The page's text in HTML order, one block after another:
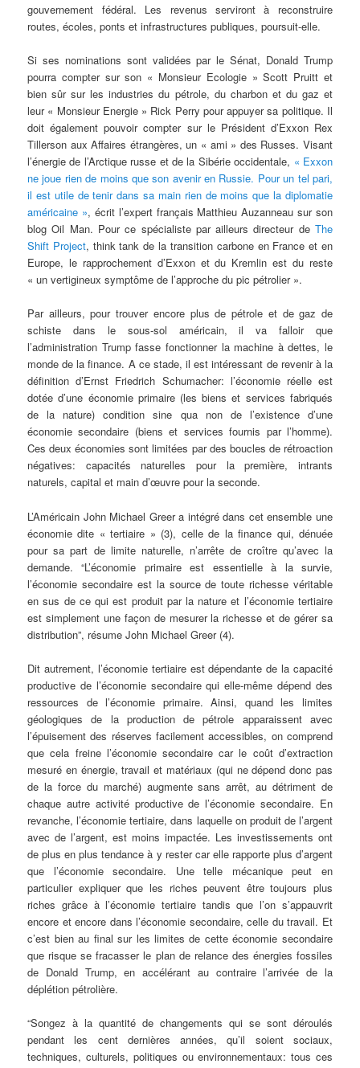
gouvernement fédéral. Les revenus serviront à reconstruire
routes, écoles, ponts et infrastructures publiques, poursuit-elle.
Si ses nominations sont validées par le Sénat, Donald Trump
pourra compter sur son « Monsieur Ecologie » Scott Pruitt et
bien sûr sur les industries du pétrole, du charbon et du gaz et
leur « Monsieur Energie » Rick Perry pour appuyer sa politique. Il
doit également pouvoir compter sur le Président d’Exxon Rex
Tillerson aux Affaires étrangères, un « ami » des Russes. Visant
l’énergie de l’Arctique russe et de la Sibérie occidentale, « Exxon
ne joue rien de moins que son avenir en Russie. Pour un tel pari,
il est utile de tenir dans sa main rien de moins que la diplomatie
américaine », écrit l’expert français Matthieu Auzanneau sur son
blog Oil Man. Pour ce spécialiste par ailleurs directeur de The
Shift Project, think tank de la transition carbone en France et en
Europe, le rapprochement d’Exxon et du Kremlin est du reste
« un vertigineux symptôme de l’approche du pic pétrolier ».
Par ailleurs, pour trouver encore plus de pétrole et de gaz de
schiste dans le sous-sol américain, il va falloir que
l’administration Trump fasse fonctionner la machine à dettes, le
monde de la finance. A ce stade, il est intéressant de revenir à la
définition d’Ernst Friedrich Schumacher: l’économie réelle est
dotée d’une économie primaire (les biens et services fabriqués
de la nature) condition sine qua non de l’existence d’une
économie secondaire (biens et services fournis par l’homme).
Ces deux économies sont limitées par des boucles de rétroaction
négatives: capacités naturelles pour la première, intrants
naturels, capital et main d’œuvre pour la seconde.
L’Américain John Michael Greer a intégré dans cet ensemble une
économie dite « tertiaire » (3), celle de la finance qui, dénuée
pour sa part de limite naturelle, n’arrête de croître qu’avec la
demande. “L’économie primaire est essentielle à la survie,
l’économie secondaire est la source de toute richesse véritable
en sus de ce qui est produit par la nature et l’économie tertiaire
est simplement une façon de mesurer la richesse et de gérer sa
distribution”, résume John Michael Greer (4).
Dit autrement, l’économie tertiaire est dépendante de la capacité
productive de l’économie secondaire qui elle-même dépend des
ressources de l’économie primaire. Ainsi, quand les limites
géologiques de la production de pétrole apparaissent avec
l’épuisement des réserves facilement accessibles, on comprend
que cela freine l’économie secondaire car le coût d’extraction
mesuré en énergie, travail et matériaux (qui ne dépend donc pas
de la force du marché) augmente sans arrêt, au détriment de
chaque autre activité productive de l’économie secondaire. En
revanche, l’économie tertiaire, dans laquelle on produit de l’argent
avec de l’argent, est moins impactée. Les investissements ont
de plus en plus tendance à y rester car elle rapporte plus d’argent
que l’économie secondaire. Une telle mécanique peut en
particulier expliquer que les riches peuvent être toujours plus
riches grâce à l’économie tertiaire tandis que l’on s’appauvrit
encore et encore dans l’économie secondaire, celle du travail. Et
c’est bien au final sur les limites de cette économie secondaire
que risque se fracasser le plan de relance des énergies fossiles
de Donald Trump, en accélérant au contraire l’arrivée de la
déplétion pétrolière.
“Songez à la quantité de changements qui se sont déroulés
pendant les cent dernières années, qu’il soient sociaux,
techniques, culturels, politiques ou environnementaux: tous ces